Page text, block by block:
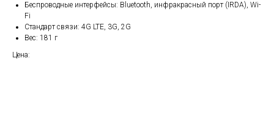
Беспроводные интерфейсы: Bluetooth, инфракрасный порт (IRDA), Wi-
Fi
Стандарт связи: 4G LTE, 3G, 2G
Вес: 181 г
Цена: